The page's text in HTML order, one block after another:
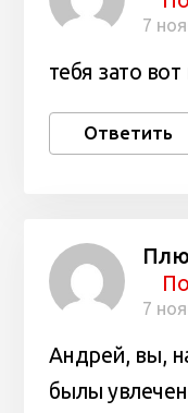
7
тебя зато
Ответить
7
Андрей, вы,
былы